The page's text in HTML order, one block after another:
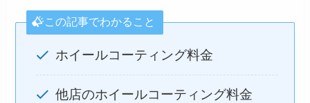
この記事でわかること
ホイールコーティング料金
他店のホイールコーティング料金